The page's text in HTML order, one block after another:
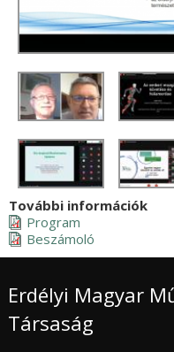
További információk
Program
Beszámoló
Erdélyi Magyar
Társaság